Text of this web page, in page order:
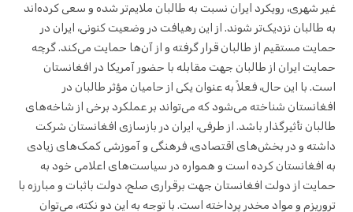
غیر شهری، رویکرد ایران نسبت به طالبان ملایم‌تر شده و سعی کرده‌اند
به طالبان نزدیک‌تر شوند. از این رهیافت در وضعیت کنونی، ایران در
حمایت مستقیم از طالبان قرار گرفته و از آن‌ها حمایت می‌کند. گرچه
حمایت ایران از طالبان جهت مقابله با حضور آمریکا در افغانستان
است. با این حال، فعلاً به عنوان یکی از حامیان مؤثر طالبان در
افغانستان شناخته می‌شود که می‌تواند بر عملکرد برخی از شاخه‌های
طالبان تأثیرگذار باشد. از طرفی، ایران در بازسازی افغانستان شرکت
داشته و در بخش‌های اقتصادی، فرهنگی و آموزشی کمک‌های زیادی
به افغانستان کرده است و همواره در سیاست‌های اعلامی خود به
حمایت از دولت افغانستان جهت برقراری صلح، دولت باثبات و مبارزه با
تروریزم و مواد مخدر پرداخته است. با توجه به این دو نکته، می‌توان